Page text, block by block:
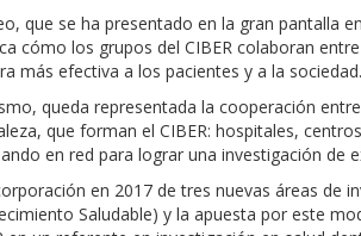
que se ha presentado en la gran pantalla
cómo los grupos del CIBER colaboran
más efectiva a los pacientes y a la sociedad.
queda representada la cooperación
que forman el CIBER: hospitales,
en red para lograr una investigación de
en 2017 de tres nuevas áreas de
Saludable) y la apuesta por este